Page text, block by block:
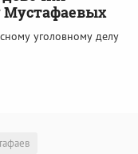
Мустафаевых
уголовному делу